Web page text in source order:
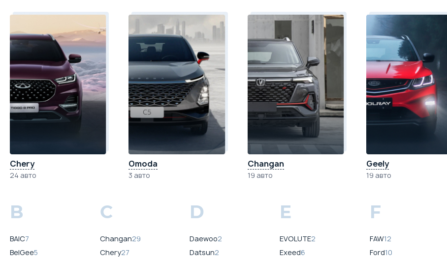
Chery
24 авто
Omoda
3 авто
Changan
19 авто
Geely
19 авто
B
BAIC7
BelGee5
C
Changan29
Chery27
D
Daewoo2
Datsun2
E
EVOLUTE2
Exeed6
F
FAW12
Ford10